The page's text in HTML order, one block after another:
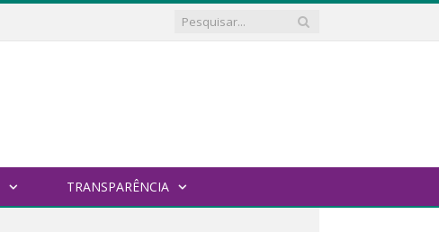
TRANSPARÊNCIA